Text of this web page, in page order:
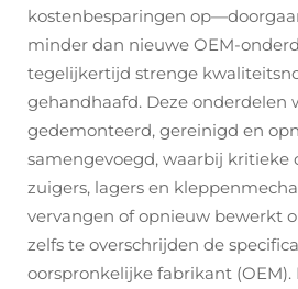
kostenbesparingen
minder dan nieuwe OEM-
tegelijkertijd strenge
gehandhaafd. Deze onderdelen
gedemonteerd, gereinigd en
samengevoegd, waarbij kritieke
zuigers, lagers en
vervangen of opnieuw bewerkt
zelfs te overschrijden de
oorspronkelijke fabrikant